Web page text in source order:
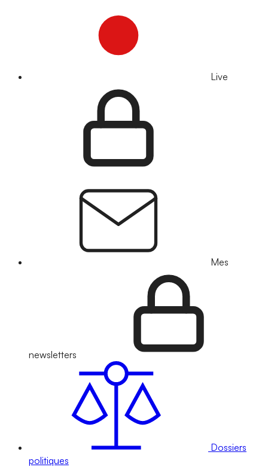
Live
Mes
newsletters
Dossiers
politiques